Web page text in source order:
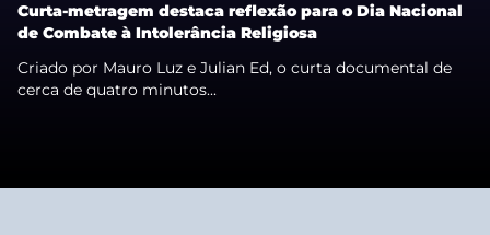
Curta-metragem destaca reflexão para o Dia Nacional
de Combate à Intolerância Religiosa
Criado por Mauro Luz e Julian Ed, o curta documental de
cerca de quatro minutos...